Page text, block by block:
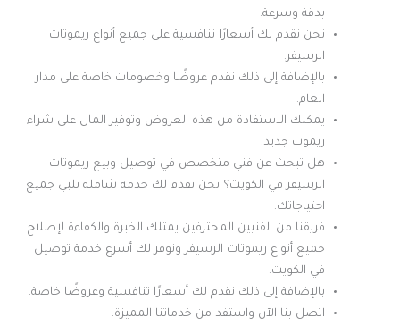
بدقة وسرعة.
نحن نقدم لك أسعارًا تنافسية على جميع أنواع ريموتات
الرسيفر.
بالإضافة إلى ذلك نقدم عروضًا وخصومات خاصة على مدار
العام.
يمكنك الاستفادة من هذه العروض وتوفير المال على شراء
ريموت جديد.
هل تبحث عن فني متخصص في توصيل وبيع ريموتات
الرسيفر في الكويت؟ نحن نقدم لك خدمة شاملة تلبي جميع
احتياجاتك.
فريقنا من الفنيين المحترفين يمتلك الخبرة والكفاءة لإصلاح
جميع أنواع ريموتات الرسيفر ونوفر لك أسرع خدمة توصيل
في الكويت.
بالإضافة إلى ذلك نقدم لك أسعارًا تنافسية وعروضًا خاصة.
اتصل بنا الآن واستفد من خدماتنا المميزة.